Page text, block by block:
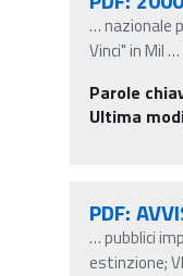
…nazionale
Vinci" in Mil…
Parole
Ultima
PDF:
…pubblici
estinzione;